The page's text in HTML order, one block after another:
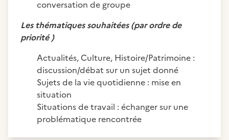
conversation de groupe
Les thématiques souhaitées (par ordre de
priorité )
Actualités, Culture, Histoire/Patrimoine :
discussion/débat sur un sujet donné
Sujets de la vie quotidienne : mise en
situation
Situations de travail : échanger sur une
problématique rencontrée